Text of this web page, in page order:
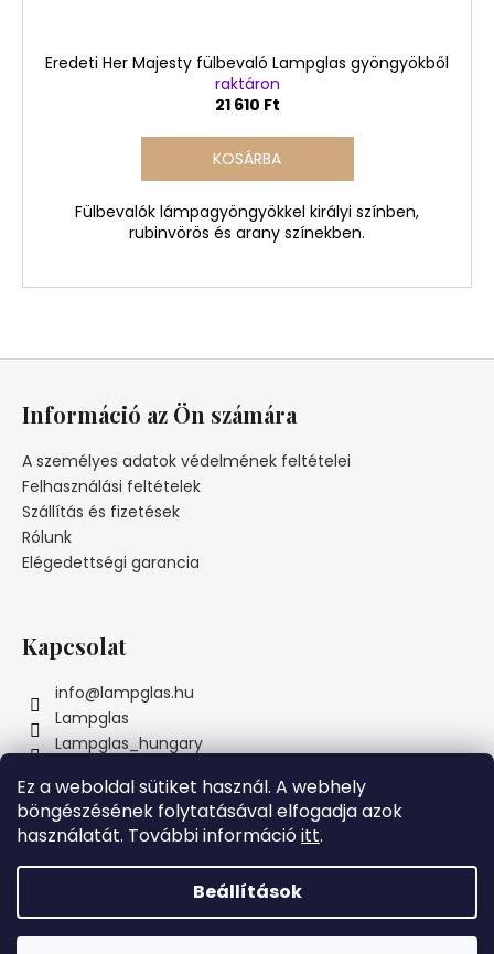
Ez a weboldal sütiket használ. A webhely
böngészésének folytatásával elfogadja azok
használatát. További információitt.
Beállítások
Szeretnénk Önnek örömöt szerezni! Ezért a MAI NAPON azon
összes megrendelésre, amelyek meghaladják az 69000 Ft
Eredeti Her Majesty fülbevaló Lampglas gyöngyökből
raktáron
21 610 Ft
KOSÁRBA
Fülbevalók lámpagyöngyökkel királyi színben,
rubinvörös és arany színekben.
Információ az Ön számára
A személyes adatok védelmének feltételei
Felhasználási feltételek
Szállítás és fizetések
Rólunk
Elégedettségi garancia
Kapcsolat
info@lampglas.hu
Lampglas
Lampglas_hungary
Instagram